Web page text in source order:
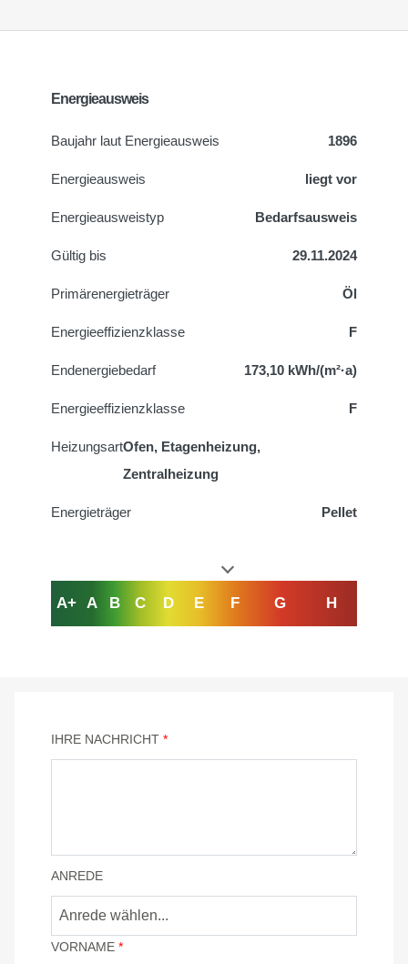
Energieausweis
Baujahr laut Energieausweis 1896
Energieausweis liegt vor
Energie­ausweistyp Bedarfsausweis
Gültig bis 29.11.2024
Primärenergieträger Öl
Energieeffizienzklasse F
Endenergiebedarf 173,10 kWh/(m²·a)
Energieeffizienzklasse F
HeizungsartOfen, Etagenheizung,
Zentralheizung
Energieträger Pellet
A+ A B C D E F G H
IHRE NACHRICHT *
ANREDE
VORNAME *